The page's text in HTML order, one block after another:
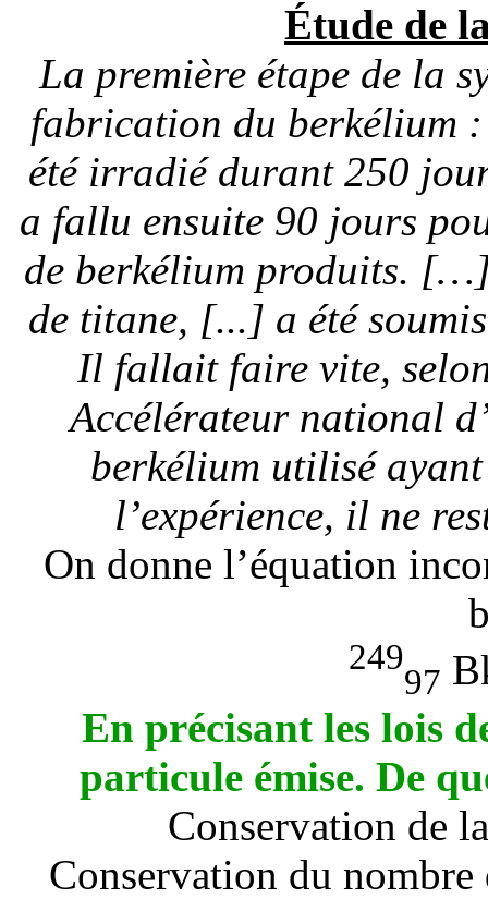
Étude de
La première étape de la
fabrication du berkélium
été irradié durant 250
a fallu ensuite 90 jours
de berkélium produits. […]
de titane, [...] a été
Il fallait faire vite,
Accélérateur national
berkélium utilisé
l’expérience, il ne
On donne l’équation
249
97
En précisant les lois
particule émise. De
Conservation de
Conservation du